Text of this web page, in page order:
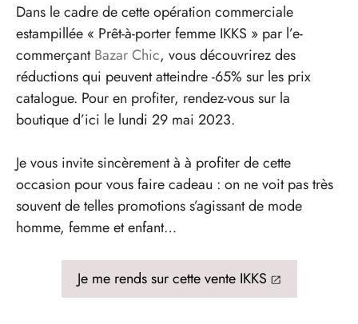
Dans le cadre de cette opération commerciale
estampillée « Prêt-à-porter femme IKKS » par l’e-
commerçantBazar Chic, vous découvrirez des
réductions qui peuvent atteindre -65% sur les prix
catalogue. Pour en profiter, rendez-vous sur la
boutique d’ici le lundi 29 mai 2023.
Je vous invite sincèrement à à profiter de cette
occasion pour vous faire cadeau : on ne voit pas très
souvent de telles promotions s’agissant de mode
homme, femme et enfant…
Je me rends sur cette vente IKKS